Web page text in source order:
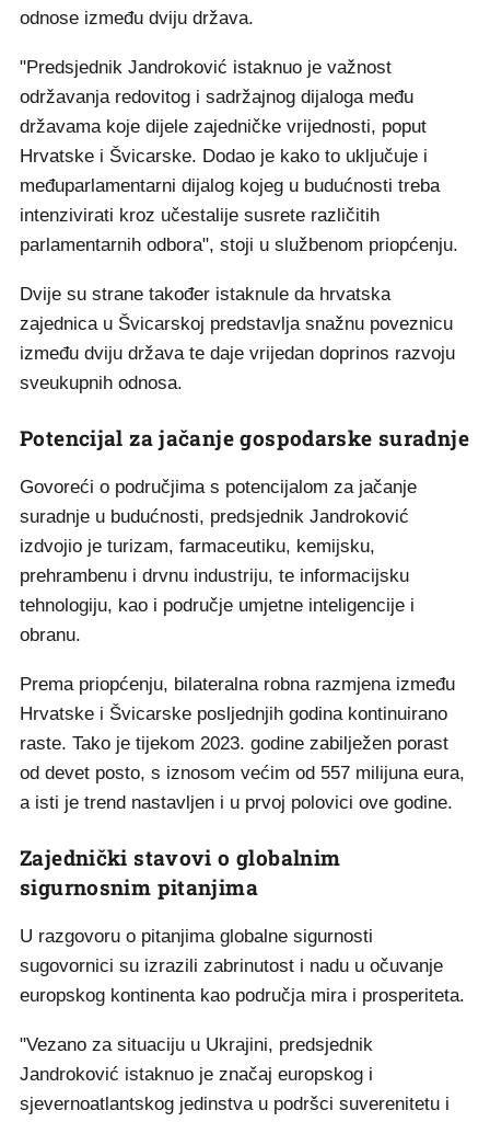
odnose između dviju država.
"Predsjednik Jandroković istaknuo je važnost
održavanja redovitog i sadržajnog dijaloga među
državama koje dijele zajedničke vrijednosti, poput
Hrvatske i Švicarske. Dodao je kako to uključuje i
međuparlamentarni dijalog kojeg u budućnosti treba
intenzivirati kroz učestalije susrete različitih
parlamentarnih odbora", stoji u službenom priopćenju.
Dvije su strane također istaknule da hrvatska
zajednica u Švicarskoj predstavlja snažnu poveznicu
između dviju država te daje vrijedan doprinos razvoju
sveukupnih odnosa.
Potencijal za jačanje gospodarske suradnje
Govoreći o područjima s potencijalom za jačanje
suradnje u budućnosti, predsjednik Jandroković
izdvojio je turizam, farmaceutiku, kemijsku,
prehrambenu i drvnu industriju, te informacijsku
tehnologiju, kao i područje umjetne inteligencije i
obranu.
Prema priopćenju, bilateralna robna razmjena između
Hrvatske i Švicarske posljednjih godina kontinuirano
raste. Tako je tijekom 2023. godine zabilježen porast
od devet posto, s iznosom većim od 557 milijuna eura,
a isti je trend nastavljen i u prvoj polovici ove godine.
Zajednički stavovi o globalnim
sigurnosnim pitanjima
U razgovoru o pitanjima globalne sigurnosti
sugovornici su izrazili zabrinutost i nadu u očuvanje
europskog kontinenta kao područja mira i prosperiteta.
"Vezano za situaciju u Ukrajini, predsjednik
Jandroković istaknuo je značaj europskog i
sjevernoatlantskog jedinstva u podršci suverenitetu i